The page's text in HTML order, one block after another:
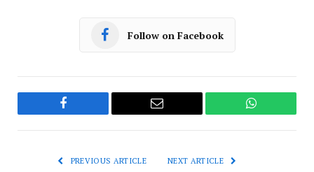
Follow on Facebook
Facebook Email WhatsApp
PREVIOUS ARTICLE NEXT ARTICLE